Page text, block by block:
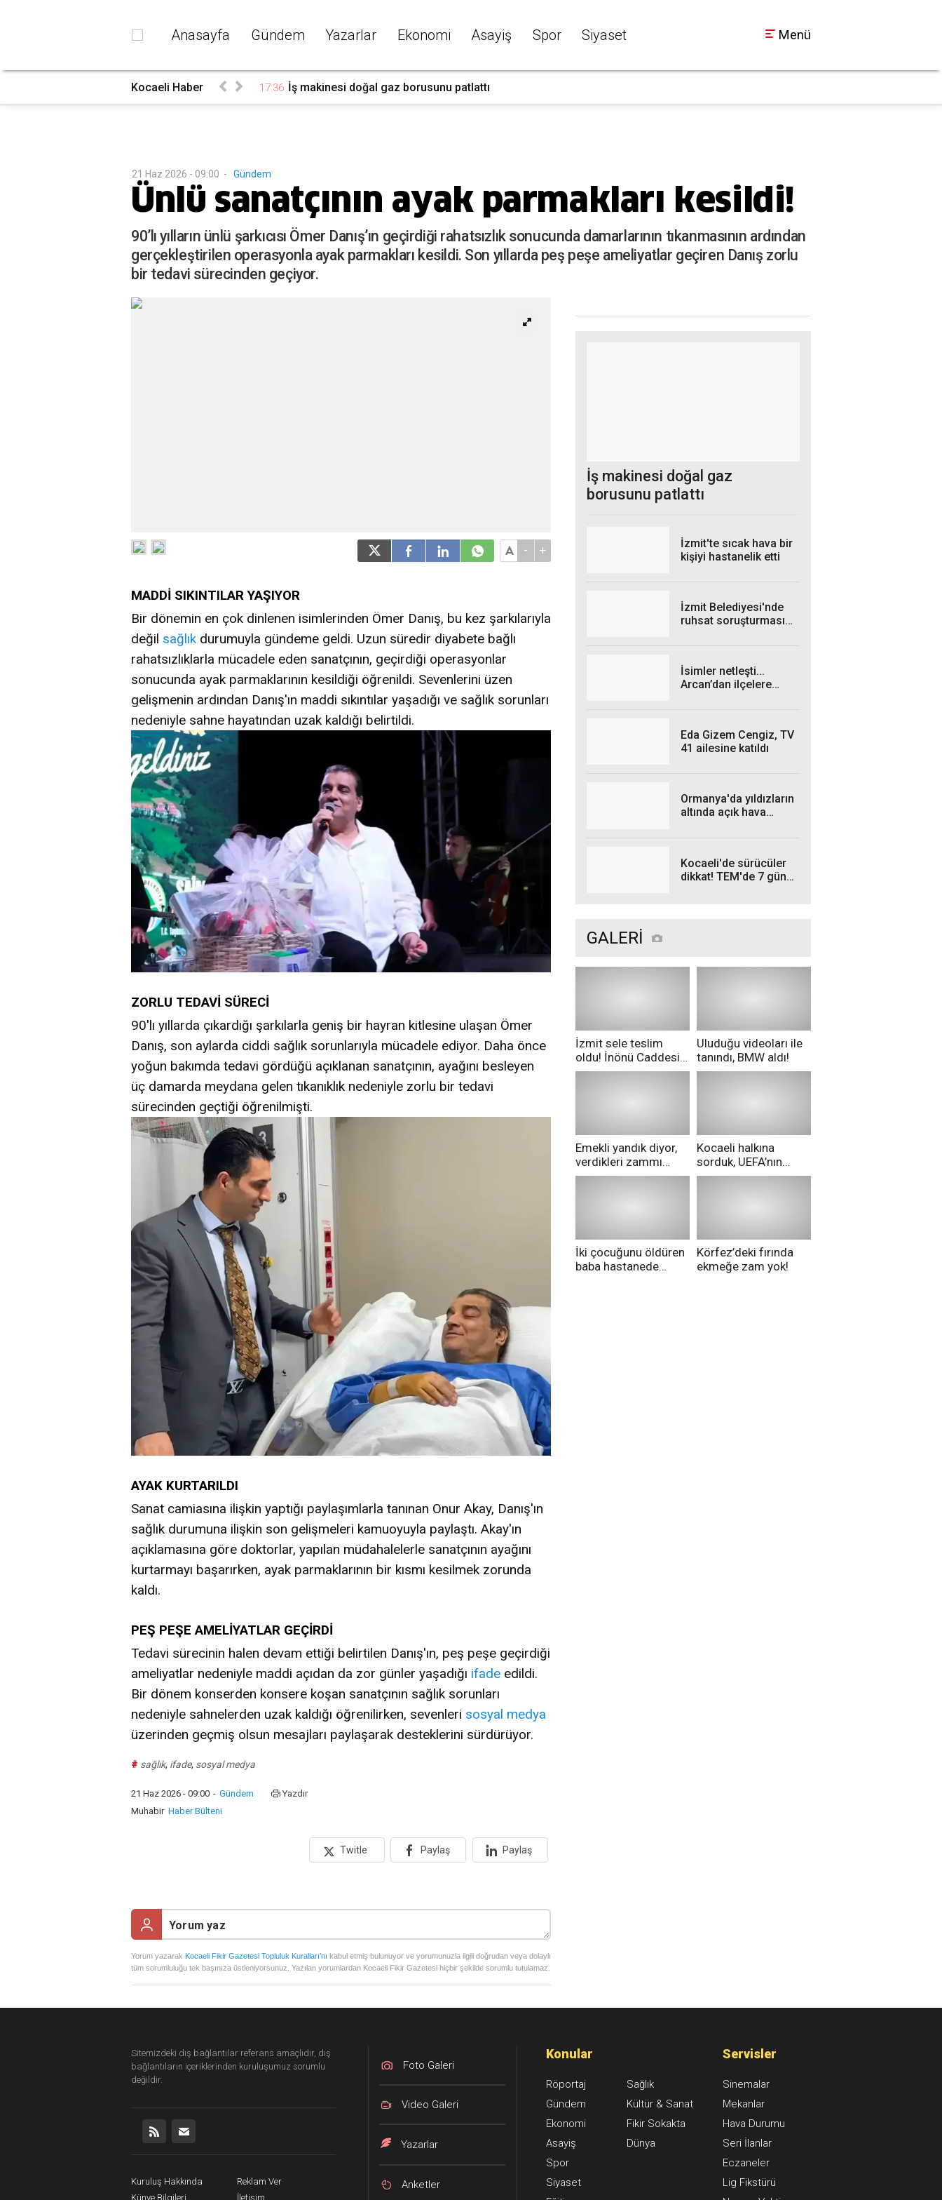
Anasayfa Gündem Yazarlar Ekonomi Asayiş Spor Siyaset Menü
Kocaeli Haber
ilçelerde elektrik kesintisi... 17:36 İş makinesi doğal gaz borusunu patlattı
21 Haz 2026 - 09:00 - Gündem
Ünlü sanatçının ayak parmakları kesildi!
90’lı yılların ünlü şarkıcısı Ömer Danış’ın geçirdiği rahatsızlık sonucunda damarlarının tıkanmasının ardından
gerçekleştirilen operasyonla ayak parmakları kesildi. Son yıllarda peş peşe ameliyatlar geçiren Danış zorlu
bir tedavi sürecinden geçiyor.
- +
MADDİ SIKINTILAR YAŞIYOR
Bir dönemin en çok dinlenen isimlerinden Ömer Danış, bu kez şarkılarıyla
değil sağlık durumuyla gündeme geldi. Uzun süredir diyabete bağlı
rahatsızlıklarla mücadele eden sanatçının, geçirdiği operasyonlar
sonucunda ayak parmaklarının kesildiği öğrenildi. Sevenlerini üzen
gelişmenin ardından Danış'ın maddi sıkıntılar yaşadığı ve sağlık sorunları
nedeniyle sahne hayatından uzak kaldığı belirtildi.
ZORLU TEDAVİ SÜRECİ
90'lı yıllarda çıkardığı şarkılarla geniş bir hayran kitlesine ulaşan Ömer
Danış, son aylarda ciddi sağlık sorunlarıyla mücadele ediyor. Daha önce
yoğun bakımda tedavi gördüğü açıklanan sanatçının, ayağını besleyen
üç damarda meydana gelen tıkanıklık nedeniyle zorlu bir tedavi
sürecinden geçtiği öğrenilmişti.
AYAK KURTARILDI
Sanat camiasına ilişkin yaptığı paylaşımlarla tanınan Onur Akay, Danış'ın
sağlık durumuna ilişkin son gelişmeleri kamuoyuyla paylaştı. Akay'ın
açıklamasına göre doktorlar, yapılan müdahalelerle sanatçının ayağını
kurtarmayı başarırken, ayak parmaklarının bir kısmı kesilmek zorunda
kaldı.
PEŞ PEŞE AMELİYATLAR GEÇİRDİ
Tedavi sürecinin halen devam ettiği belirtilen Danış'ın, peş peşe geçirdiği
ameliyatlar nedeniyle maddi açıdan da zor günler yaşadığı ifade edildi.
Bir dönem konserden konsere koşan sanatçının sağlık sorunları
nedeniyle sahnelerden uzak kaldığı öğrenilirken, sevenleri sosyal medya
üzerinden geçmiş olsun mesajları paylaşarak desteklerini sürdürüyor.
# sağlık, ifade, sosyal medya
21 Haz 2026 - 09:00 - Gündem
Yazdır
Muhabir Haber Bülteni
Twitle Paylaş Paylaş
Yorum yazarak Kocaeli Fikir Gazetesi Topluluk Kuralları’nı kabul etmiş bulunuyor ve yorumunuzla ilgili doğrudan veya dolaylı
tüm sorumluluğu tek başınıza üstleniyorsunuz. Yazılan yorumlardan Kocaeli Fikir Gazetesi hiçbir şekilde sorumlu tutulamaz.
İş makinesi doğal gaz
borusunu patlattı
İzmit'te sıcak hava bir
kişiyi hastanelik etti
İzmit Belediyesi'nde
ruhsat soruşturması
İsimler netleşti...
Arcan’dan ilçelere
Eda Gizem Cengiz, TV
41 ailesine katıldı
Ormanya'da yıldızların
altında açık hava
Kocaeli'de sürücüler
dikkat! TEM'de 7 gün
GALERİ
İzmit sele teslim
oldu! İnönü Caddesi
göle döndü!
Uluduğu videoları ile
tanındı, BMW aldı!
Emekli yandık diyor,
verdikleri zammı
pazarda geri aldılar!
Kocaeli halkına
sorduk, UEFA’nın
Merih Demiral kararı
İki çocuğunu öldüren
baba hastanede
Körfez’deki fırında
ekmeğe zam yok!
Sitemizdeki dış bağlantılar referans amaçlıdır, dış
bağlantıların içeriklerinden kuruluşumuz sorumlu
değildir.
Kuruluş Hakkında
Künye Bilgileri
Reklam Ver
İletişim
Foto Galeri
Video Galeri
Yazarlar
Anketler
Konular
Röportaj
Gündem
Ekonomi
Asayiş
Spor
Siyaset
Sağlık
Kültür & Sanat
Fikir Sokakta
Dünya
Servisler
Sinemalar
Mekanlar
Hava Durumu
Seri İlanlar
Eczaneler
Lig Fikstürü